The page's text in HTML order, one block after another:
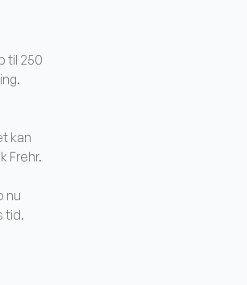
til 250
kan
Frehr.
nu
tid.